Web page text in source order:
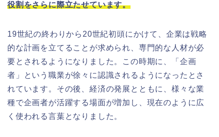
役割をさらに際立たせています。
19世紀の終わりから20世紀初頭にかけて、企業は戦略
的な計画を立てることが求められ、専門的な人材が必
要とされるようになりました。この時期に、「企画
者」という職業が徐々に認識されるようになったとさ
れています。その後、経済の発展とともに、様々な業
種で企画者が活躍する場面が増加し、現在のように広
く使われる言葉となりました。